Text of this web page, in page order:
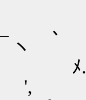
､
ヽ
',